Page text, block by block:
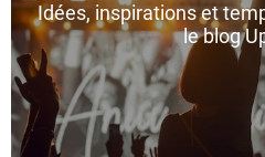
Idées, inspirations et
le blog